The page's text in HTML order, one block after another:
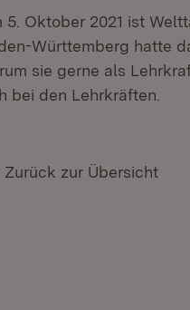
5. Oktober 2021 ist
Württemberg hatte
sie gerne als
bei den Lehrkräften.
Zurück zur Übersicht